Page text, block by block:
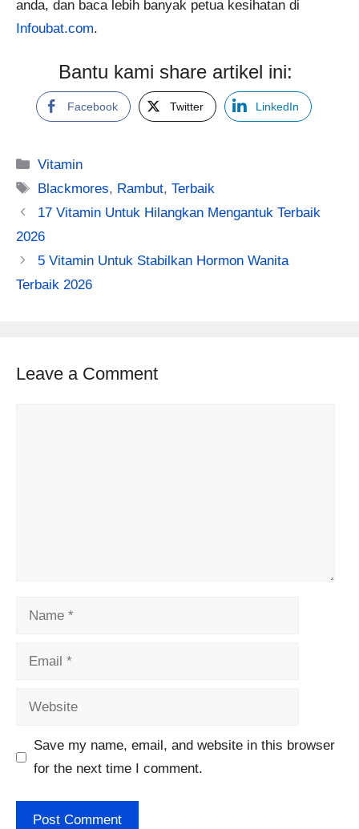
anda, dan baca lebih banyak petua kesihatan di
Infoubat.com.
Bantu kami share artikel ini:
Facebook Twitter LinkedIn
Categories
Vitamin
Tags
Blackmores, Rambut,Terbaik
17 Vitamin Untuk Hilangkan Mengantuk Terbaik
2026
5 Vitamin Untuk Stabilkan Hormon Wanita
Terbaik 2026
Leave a Comment
Name
Email
Website
Save my name, email, and website in this browser
for the next time I comment.